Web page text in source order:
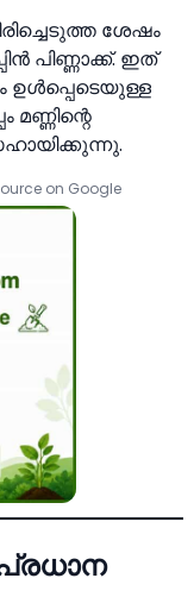
ശേഷം
പിണ്ണാക്ക്. ഇത്
on Google
പ്രധാന